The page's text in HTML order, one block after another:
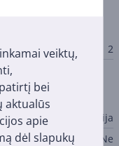
veiktų,
bei
aktualūs
apie
dėl slapukų
2
baterija
Ne